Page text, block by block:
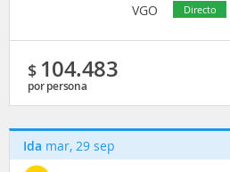
VGO
Directo
$ 104.483
por persona
Ida mar, 29 sep